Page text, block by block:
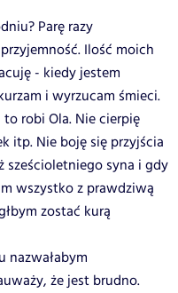
Parę razy
Ilość moich
- kiedy jestem
i wyrzucam śmieci.
robi Ola. Nie cierpię
itp. Nie boję się przyjścia
sześcioletniego syna i gdy
wszystko z prawdziwą
zostać kurą
nazwałabym
że jest brudno.